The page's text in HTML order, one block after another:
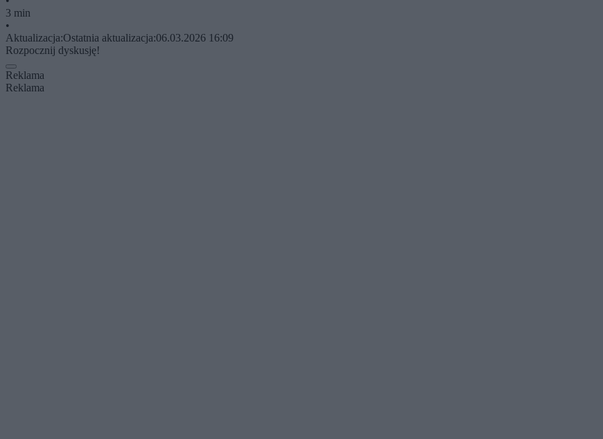
3 min
•
Aktualizacja:Ostatnia aktualizacja:06.03.2026 16:09
Rozpocznij dyskusję!
Reklama
Reklama